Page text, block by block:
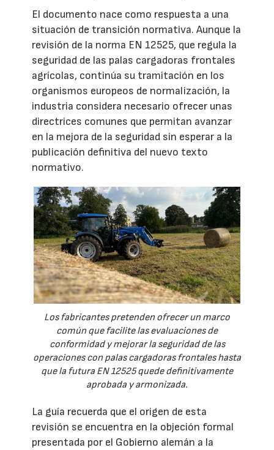
El documento nace como respuesta a una
situación de transición normativa. Aunque la
revisión de la norma EN 12525, que regula la
seguridad de las palas cargadoras frontales
agrícolas, continúa su tramitación en los
organismos europeos de normalización, la
industria considera necesario ofrecer unas
directrices comunes que permitan avanzar
en la mejora de la seguridad sin esperar a la
publicación definitiva del nuevo texto
normativo.
Los fabricantes pretenden ofrecer un marco
común que facilite las evaluaciones de
conformidad y mejorar la seguridad de las
operaciones con palas cargadoras frontales hasta
que la futura EN 12525 quede definitivamente
aprobada y armonizada.
La guía recuerda que el origen de esta
revisión se encuentra en la objeción formal
presentada por el Gobierno alemán a la